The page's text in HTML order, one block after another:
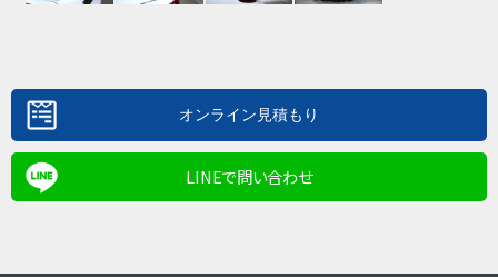
LINEで問い合わせ